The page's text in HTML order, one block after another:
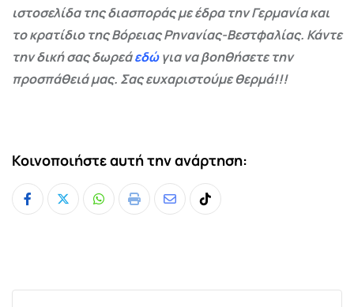
ιστοσελίδα της διασποράς με έδρα την Γερμανία και
το κρατίδιο της Βόρειας Ρηνανίας-Βεστφαλίας. Κάντε
την δική σας δωρεάεδώγια να βοηθήσετε την
προσπάθειά μας. Σας ευχαριστούμε θερμά!!!
Κοινοποιήστε αυτή την ανάρτηση:
Whatsapp
Print
ShareTiktok